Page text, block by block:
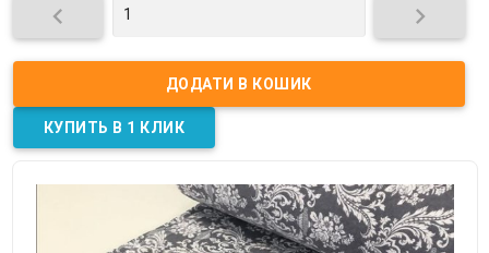
 